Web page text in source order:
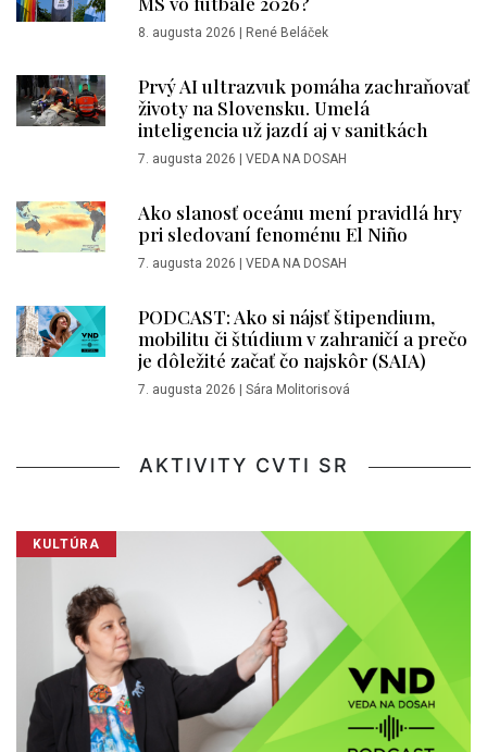
8. augusta 2026 René Beláček
Prvý AI ultrazvuk pomáha zachraňovať
životy na Slovensku. Umelá
inteligencia už jazdí aj v sanitkách
7. augusta 2026 VEDA NA DOSAH
Ako slanosť oceánu mení pravidlá hry
pri sledovaní fenoménu El Niño
7. augusta 2026 VEDA NA DOSAH
PODCAST: Ako si nájsť štipendium,
mobilitu či štúdium v zahraničí a prečo
je dôležité začať čo najskôr (SAIA)
7. augusta 2026 Sára Molitorisová
AKTIVITY CVTI SR
KULTÚRA